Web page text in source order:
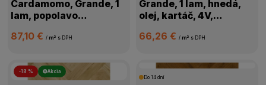
Cardamomo, Grande, 1
lam, popolavo
4V mikro, 1WG000665
87,10 €/ m² s DPH
Grande, 1 lam, hnedá,
olej, kartáč, 4V,
66,26 € / m² s DPH
-18 % Akcia
Do 14 dní